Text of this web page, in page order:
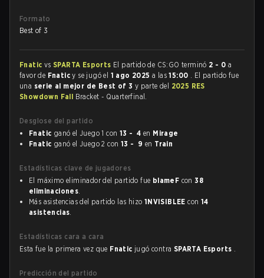
Formato
Best of 3
Fnatic vs SPARTA Esports El partido de CS:GO terminó 2 - 0 a
favor de Fnaticy se jugó el 1 ago 2025a las15:00 . El partido fue
una serie al mejor de Best of 3 y parte del 2025 RES
Showdown Fall Bracket - Quarterfinal.
Desglose del partido
Fnatic ganó el Juego 1 con 13 - 4 en Mirage
Fnatic ganó el Juego 2 con 13 - 9 en Train
Estadísticas clave de jugadores
El máximo eliminador del partido fue blameF con38
eliminaciones.
Más asistencias del partido las hizo 1NVISIBLEE con 14
asistencias.
Estadísticas cara a cara
Esta fue la primera vez que Fnatic jugó contra SPARTA Esports .
Predicción del partido